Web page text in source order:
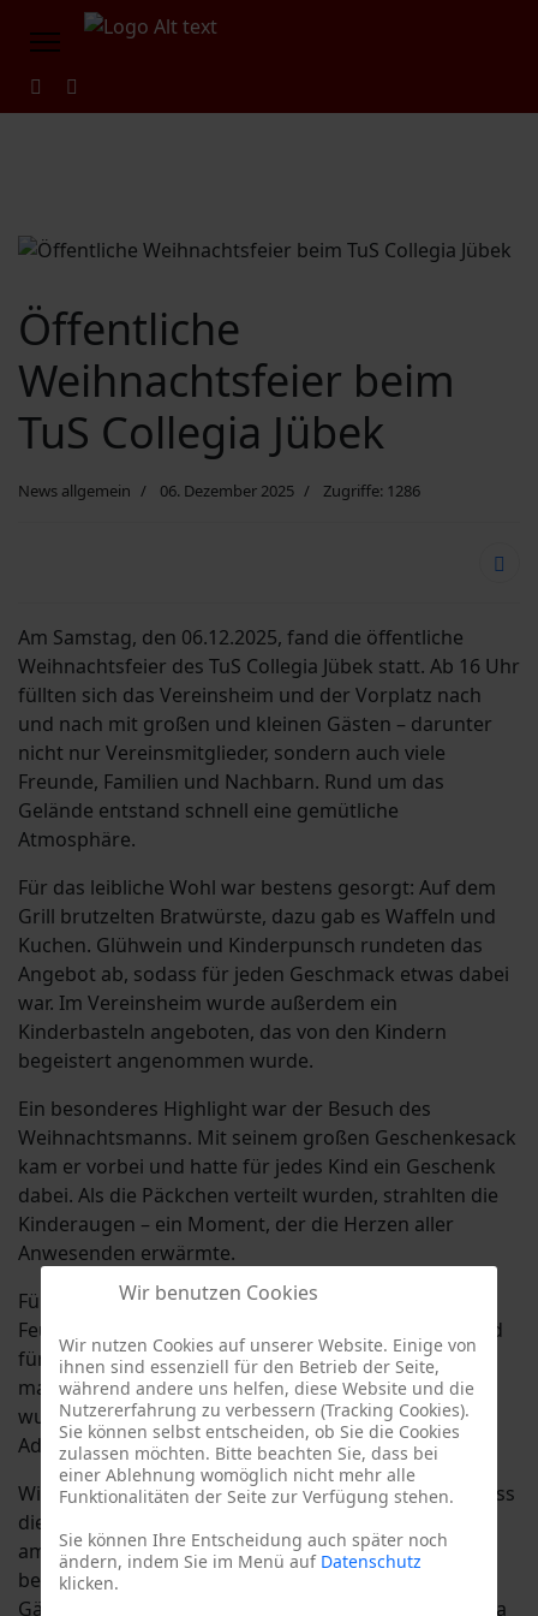
Öffentliche
Weihnachtsfeier beim
TuS Collegia Jübek
News allgemein 06. Dezember 2025 Zugriffe: 1286
Am Samstag, den 06.12.2025, fand die öffentliche
Weihnachtsfeier des TuS Collegia Jübek statt. Ab 16 Uhr
füllten sich das Vereinsheim und der Vorplatz nach
und nach mit großen und kleinen Gästen – darunter
nicht nur Vereinsmitglieder, sondern auch viele
Freunde, Familien und Nachbarn. Rund um das
Gelände entstand schnell eine gemütliche
Atmosphäre.
Für das leibliche Wohl war bestens gesorgt: Auf dem
Grill brutzelten Bratwürste, dazu gab es Waffeln und
Kuchen. Glühwein und Kinderpunsch rundeten das
Angebot ab, sodass für jeden Geschmack etwas dabei
war. Im Vereinsheim wurde außerdem ein
Kinderbasteln angeboten, das von den Kindern
begeistert angenommen wurde.
Ein besonderes Highlight war der Besuch des
Weihnachtsmanns. Mit seinem großen Geschenkesack
kam er vorbei und hatte für jedes Kind ein Geschenk
dabei. Als die Päckchen verteilt wurden, strahlten die
Kinderaugen – ein Moment, der die Herzen aller
Anwesenden erwärmte.
Für eine stimmungsvolle Kulisse sorgte die
Feuertonne, die den ganzen Abend über brannte und
für wohlige Wärme sorgte. Im Schein des Feuers
machte sich eine besinnliche Atmosphäre breit: Es
wurde geklönt, gelacht und gemeinsam die
Adventszeit genossen.
Wir danken allen herzlich, die mitgeholfen haben, dass
dieser Abend gelingen konnte – sei es beim Aufbau,
am Grill und Kuchenbuffet, beim Kinderbasteln oder
beim Aufräumen im Anschluss. Allen Mitgliedern,
Gästen, Unterstützern und Freunden des TuS Collegia
Wir benutzen Cookies
Wir nutzen Cookies auf unserer Website. Einige von
ihnen sind essenziell für den Betrieb der Seite,
während andere uns helfen, diese Website und die
Nutzererfahrung zu verbessern (Tracking Cookies).
Sie können selbst entscheiden, ob Sie die Cookies
zulassen möchten. Bitte beachten Sie, dass bei
einer Ablehnung womöglich nicht mehr alle
Funktionalitäten der Seite zur Verfügung stehen.
Sie können Ihre Entscheidung auch später noch
ändern, indem Sie im Menü auf Datenschutz
klicken.